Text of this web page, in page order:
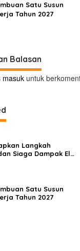
Satu Susun
Tahun 2027
Balasan
masuk untuk
Langkah
Siaga Dampak El
Satu Susun
Tahun 2027